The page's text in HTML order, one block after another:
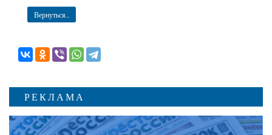
Вернуться...
РЕКЛАМА